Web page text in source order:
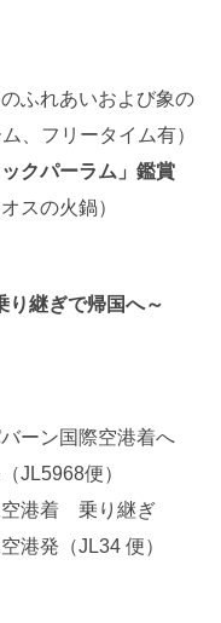
ふれあいおよび象の
、フリータイム有）
クパーラム」鑑賞
スの火鍋）
り継ぎで帰国へ～
ーン国際空港着へ
JL5968便）
港着 乗り継ぎ
港発（JL34 便）